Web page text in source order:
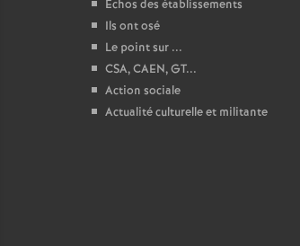
Échos des établissements
Ils ont osé
Le point sur ...
CSA, CAEN, GT...
Action sociale
Actualité culturelle et militante